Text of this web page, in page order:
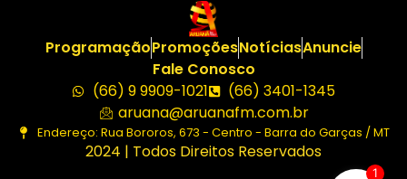
ProgramaçãoPromoçõesNotíciasAnuncie
Fale Conosco
(66) 9 9909-1021
(66) 3401-1345
aruana@aruanafm.com.br
Endereço: Rua Bororos, 673 - Centro - Barra do Garças / MT
2024 | Todos Direitos Reservados
1